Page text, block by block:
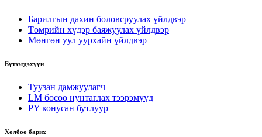
Барилгын дахин боловсруулах үйлдвэр
Төмрийн хүдэр баяжуулах үйлдвэр
Мөнгөн уул уурхайн үйлдвэр
Бүтээгдэхүүн
Туузан дамжуулагч
LM босоо нунтаглах тээрэмүүд
PY конусан бутлуур
Холбоо барих